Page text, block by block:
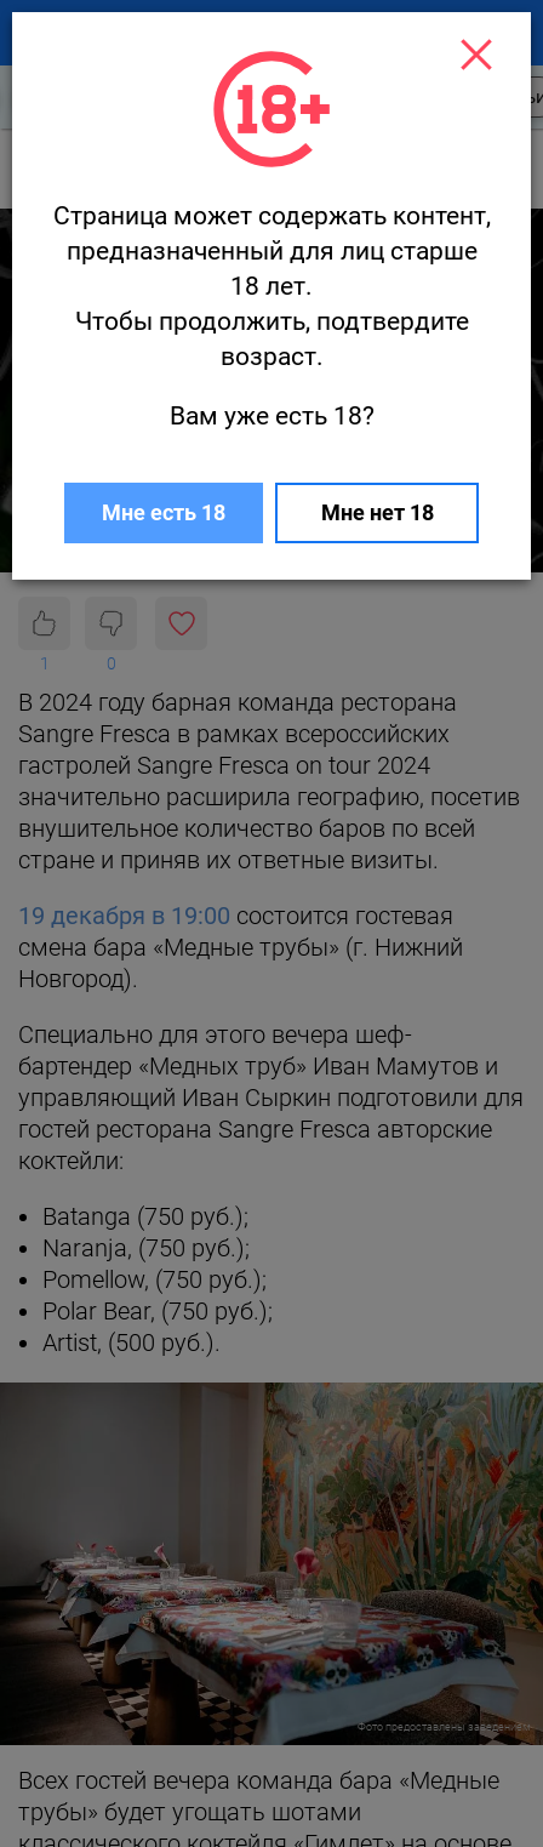
Новости ресторанов
Сангре Фреска / Sangre Fresca
ресторане Sangre Fresca
Редакция Ресторан.ру
1 0
В 2024 году барная команда ресторана
Sangre Fresca в рамках всероссийских
гастролей Sangre Fresca on tour 2024
значительно расширила географию, посетив
внушительное количество баров по всей
стране и приняв их ответные визиты.
19 декабря в 19:00 состоится гостевая
смена бара «Медные трубы» (г. Нижний
Новгород).
Специально для этого вечера шеф-
бартендер «Медных труб» Иван Мамутов и
управляющий Иван Сыркин подготовили для
гостей ресторана Sangre Fresca авторские
коктейли:
Batanga (750 руб.);
Naranja, (750 руб.);
Pomellow, (750 руб.);
Polar Bear, (750 руб.);
Artist, (500 руб.).
Фото предоставлены заведением
Всех гостей вечера команда бара «Медные
трубы» будет угощать шотами
Страница может содержать контент,
предназначенный для лиц старше
18 лет.
Чтобы продолжить, подтвердите
возраст.
Вам уже есть 18?
Мне есть 18 Мне нет 18